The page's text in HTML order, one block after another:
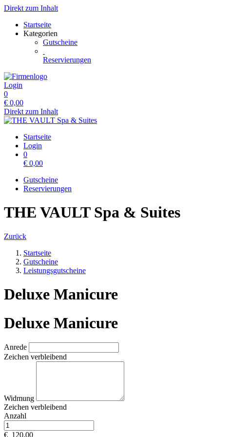
Direkt zum Inhalt
Startseite
Kategorien
Gutscheine
Reservierungen
Login
0
€ 0,00
Direkt zum Inhalt
Startseite
Login
0
€ 0,00
Gutscheine
Reservierungen
THE VAULT Spa & Suites
Zurück
Startseite
Gutscheine
Leistungsgutscheine
Deluxe Manicure
Deluxe Manicure
Anrede
Zeichen verbleibend
Widmung
Zeichen verbleibend
Anzahl
€ 120,00